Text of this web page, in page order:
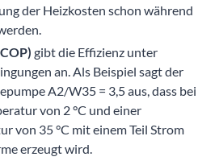
der Heizkosten schon während
gibt die Effizienz unter
an. Als Beispiel sagt der
A2/W35 = 3,5 aus, dass bei
von 2 °C und einer
von 35 °C mit einem Teil Strom
erzeugt wird.